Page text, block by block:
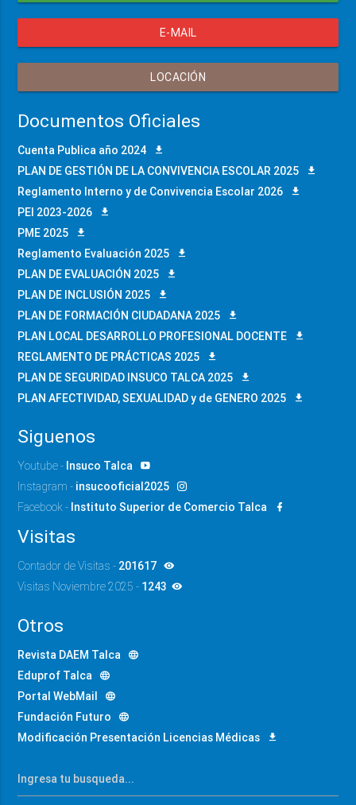
E-MAIL
LOCACIÓN
Documentos Oficiales
Cuenta Publica año 2024
PLAN DE GESTIÓN DE LA CONVIVENCIA ESCOLAR 2025
Reglamento Interno y de Convivencia Escolar 2026
PEI 2023-2026
PME 2025
Reglamento Evaluación 2025
PLAN DE EVALUACIÓN 2025
PLAN DE INCLUSIÓN 2025
PLAN DE FORMACIÓN CIUDADANA 2025
PLAN LOCAL DESARROLLO PROFESIONAL DOCENTE
REGLAMENTO DE PRÁCTICAS 2025
PLAN DE SEGURIDAD INSUCO TALCA 2025
PLAN AFECTIVIDAD, SEXUALIDAD y de GENERO 2025
Siguenos
Youtube - Insuco Talca
Instagram - insucooficial2025
Facebook - Instituto Superior de Comercio Talca
Visitas
Contador de Visitas - 201617
Visitas Noviembre 2025 - 1243
Otros
Revista DAEM Talca
Eduprof Talca
Portal WebMail
Fundación Futuro
Modificación Presentación Licencias Médicas